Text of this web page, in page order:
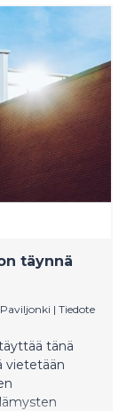
täynnä
| Tiedote
tänä
vietetään